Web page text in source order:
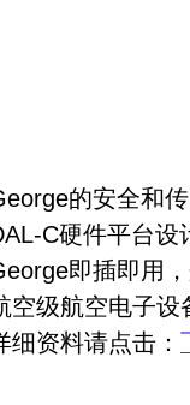
的安全和
C硬件平台设
即插即用
空级航空电子设
细资料请点击：